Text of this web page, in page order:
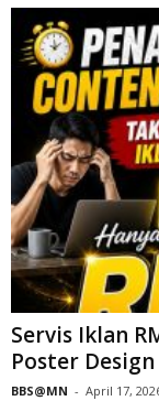
Servis Iklan
Poster
BBS@MN - April 17,